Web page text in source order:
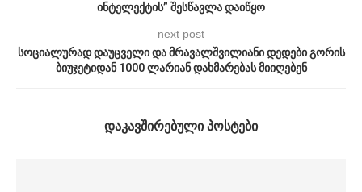
ინტელექტის” შესწავლა დაიწყო
next post
სოციალურად დაუცველი და მრავალშვილიანი დედები გორის
ბიუჯეტიდან 1000 ლარიან დახმარებას მიიღებენ
ᲓᲐᲙᲐᲕᲨᲘᲠᲔᲑᲣᲚᲘ ᲞᲝᲡᲢᲔᲑᲘ